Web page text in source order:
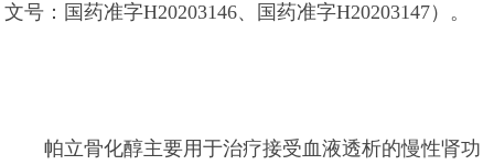
文号：国药准字H20203146、国药准字H20203147）。
帕立骨化醇主要用于治疗接受血液透析的慢性肾功